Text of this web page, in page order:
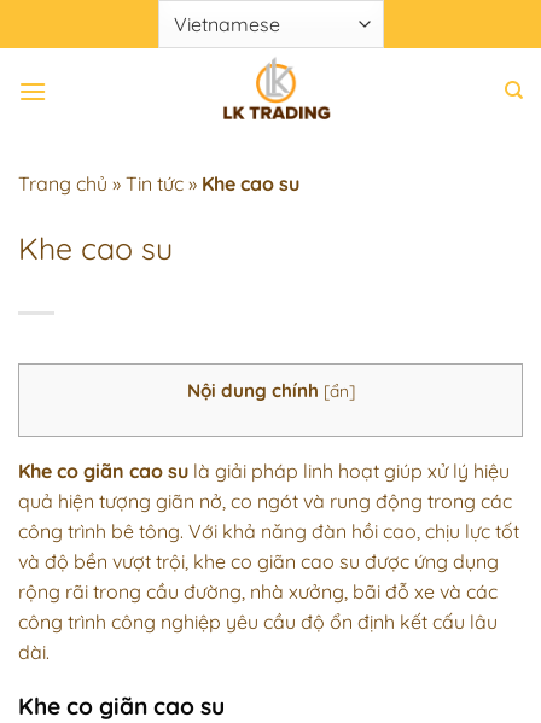
đến
dung
Trang chủ » Tin tức » Khe cao su
Khe cao su
Nội dung chính [ẩn]
Khe co giãn cao su là giải pháp linh hoạt giúp xử lý hiệu
quả hiện tượng giãn nở, co ngót và rung động trong các
công trình bê tông. Với khả năng đàn hồi cao, chịu lực tốt
và độ bền vượt trội, khe co giãn cao su được ứng dụng
rộng rãi trong cầu đường, nhà xưởng, bãi đỗ xe và các
công trình công nghiệp yêu cầu độ ổn định kết cấu lâu
dài.
Khe co giãn cao su